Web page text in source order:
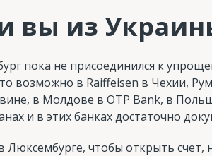
вы из
пока не присоединился к
возможно в Raiffeisen в Чехии,
в Молдове в OTP Bank, в
и в этих банках достаточно
Люксембурге, чтобы открыть